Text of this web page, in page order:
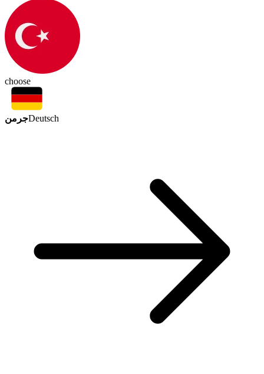
choose
جرمنDeutsch